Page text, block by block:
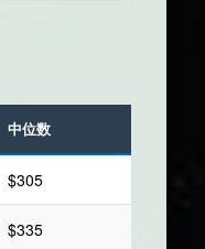
中位数
$305
$335